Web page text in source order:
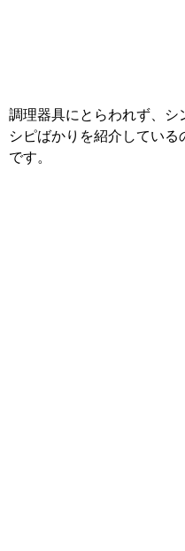
調理器具にとらわれず、シ
シピばかりを紹介してい
です。